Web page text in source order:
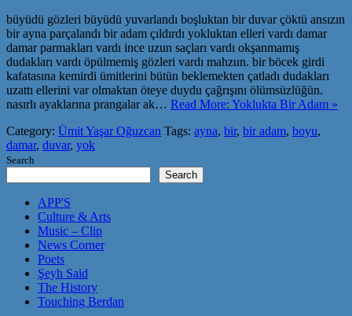
büyüdü gözleri büyüdü yuvarlandı boşluktan bir duvar çöktü ansızın
bir ayna parçalandı bir adam çıldırdı yokluktan elleri vardı damar
damar parmakları vardı ince uzun saçları vardı okşanmamış
dudakları vardı öpülmemiş gözleri vardı mahzun. bir böcek girdi
kafatasına kemirdi ümitlerini bütün beklemekten çatladı dudakları
uzattı ellerini var olmaktan öteye duydu çağrışını ölümsüzlüğün.
nasırlı ayaklarına prangalar ak… Read More: Yoklukta Bir Adam »
Category: Ümit Yaşar Oğuzcan Tags: ayna, bir, bir adam, boyu,
damar, duvar, yok
Search
Search
APP'S
Culture & Arts
Music – Clip
News Corner
Poets
Şeyh Said
The History
Touching Berdan